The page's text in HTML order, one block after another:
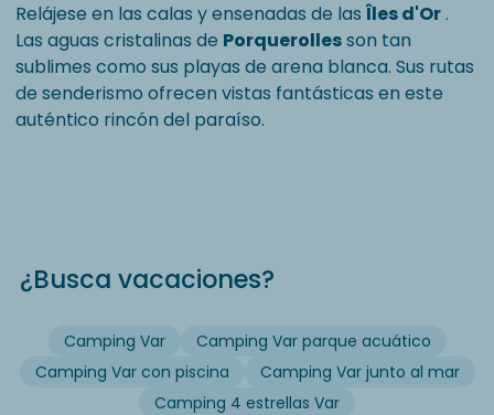
Relájese en las calas y ensenadas de las Îles d'Or.
Las aguas cristalinas de Porquerollesson tan
sublimes como sus playas de arena blanca. Sus rutas
de senderismo ofrecen vistas fantásticas en este
auténtico rincón del paraíso.
¿Busca vacaciones?
Camping Var
Camping Var parque acuático
Camping Var con piscina
Camping Var junto al mar
Camping 4 estrellas Var